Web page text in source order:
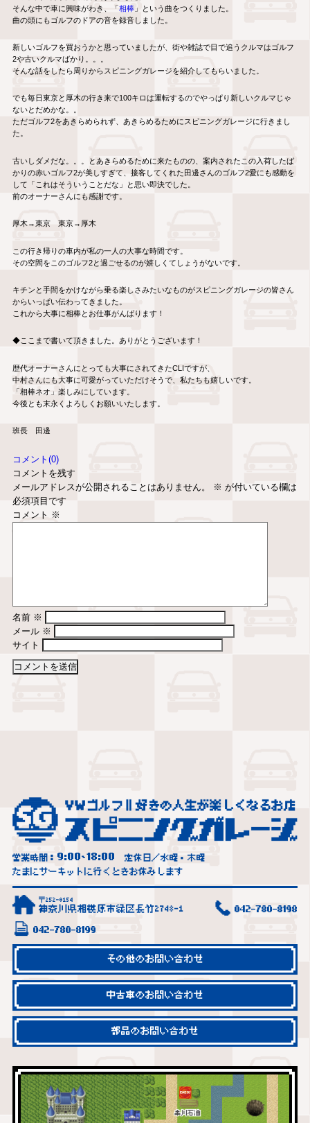
そんな中で車に興味がわき、「相棒」という曲をつくりました。
曲の頭にもゴルフのドアの音を録音しました。
新しいゴルフを買おうかと思っていましたが、街や雑誌で目で追うクルマはゴルフ
2や古いクルマばかり。。。
そんな話をしたら周りからスピニングガレージを紹介してもらいました。
でも毎日東京と厚木の行き来で100キロは運転するのでやっぱり新しいクルマじゃ
ないとだめかな。。
ただゴルフ2をあきらめられず、あきらめるためにスピニングガレージに行きまし
た。
古いしダメだな。。。とあきらめるために来たものの、案内されたこの入荷したば
かりの赤いゴルフ2が美しすぎて、接客してくれた田邊さんのゴルフ2愛にも感動を
して「これはそういうことだな」と思い即決でした。
前のオーナーさんにも感謝です。
厚木→東京 東京→厚木
この行き帰りの車内が私の一人の大事な時間です。
その空間をこのゴルフ2と過ごせるのが嬉しくてしょうがないです。
キチンと手間をかけながら乗る楽しさみたいなものがスピニングガレージの皆さん
からいっぱい伝わってきました。
これから大事に相棒とお仕事がんばります！
◆ここまで書いて頂きました。ありがとうございます！
歴代オーナーさんにとっても大事にされてきたCLIですが、
中村さんにも大事に可愛がっていただけそうで、私たちも嬉しいです。
「相棒ネオ」楽しみにしています。
今後とも末永くよろしくお願いいたします。
班長 田邊
コメント(0)
コメントを残す
メールアドレスが公開されることはありません。
※ が付いている欄は
必須項目です
コメント ※
名前 ※
メール ※
サイト
営業時間： 9:00~18:00
定休日／水曜・木曜
たまにサーキットに行くときお休みします
〒252-0154
神奈川県相模原市緑区長竹2748-1 042-780-8198
042-780-8199
その他のお問い合わせ
中古車のお問い合わせ
部品のお問い合わせ